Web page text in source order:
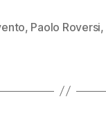
, Paolo Roversi,